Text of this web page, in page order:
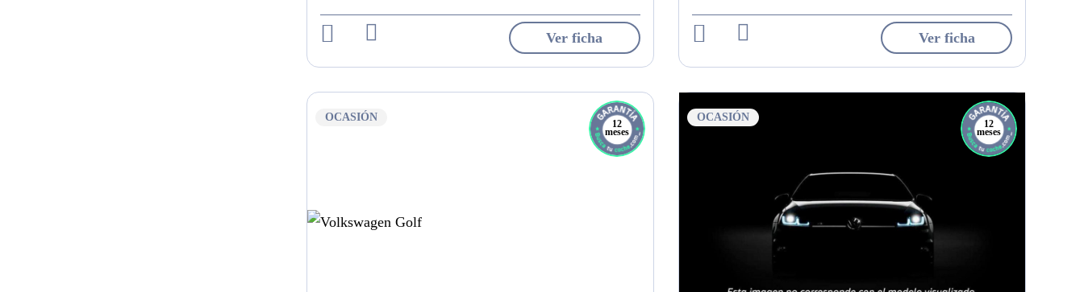
Ver ficha Ver ficha
OCASIÓN
12
meses
OCASIÓN
12
meses